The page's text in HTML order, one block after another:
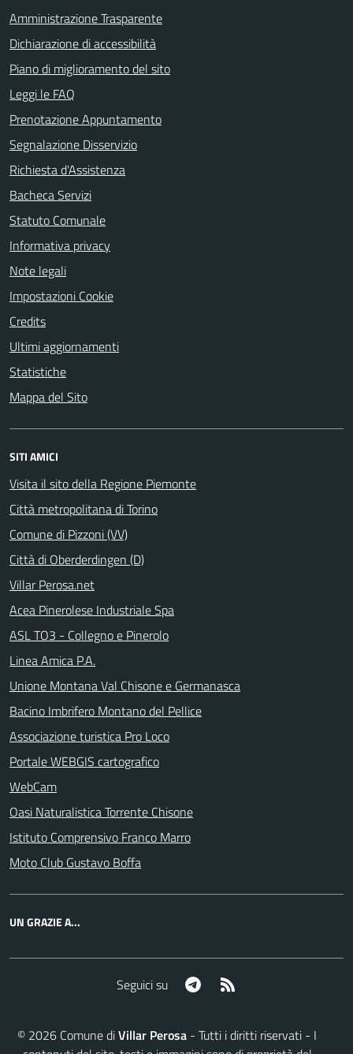
Amministrazione Trasparente
Dichiarazione di accessibilità
Piano di miglioramento del sito
Leggi le FAQ
Prenotazione Appuntamento
Segnalazione Disservizio
Richiesta d'Assistenza
Bacheca Servizi
Statuto Comunale
Informativa privacy
Note legali
Impostazioni Cookie
Credits
Ultimi aggiornamenti
Statistiche
Mappa del Sito
SITI AMICI
Visita il sito della Regione Piemonte
Città metropolitana di Torino
Comune di Pizzoni (VV)
Città di Oberderdingen (D)
Villar Perosa.net
Acea Pinerolese Industriale Spa
ASL TO3 - Collegno e Pinerolo
Linea Amica P.A.
Unione Montana Val Chisone e Germanasca
Bacino Imbrifero Montano del Pellice
Associazione turistica Pro Loco
Portale WEBGIS cartografico
WebCam
Oasi Naturalistica Torrente Chisone
Istituto Comprensivo Franco Marro
Moto Club Gustavo Boffa
UN GRAZIE A...
Seguici su Telegram
© 2026 Comune diVillar Perosa - Tutti i diritti riservati - I